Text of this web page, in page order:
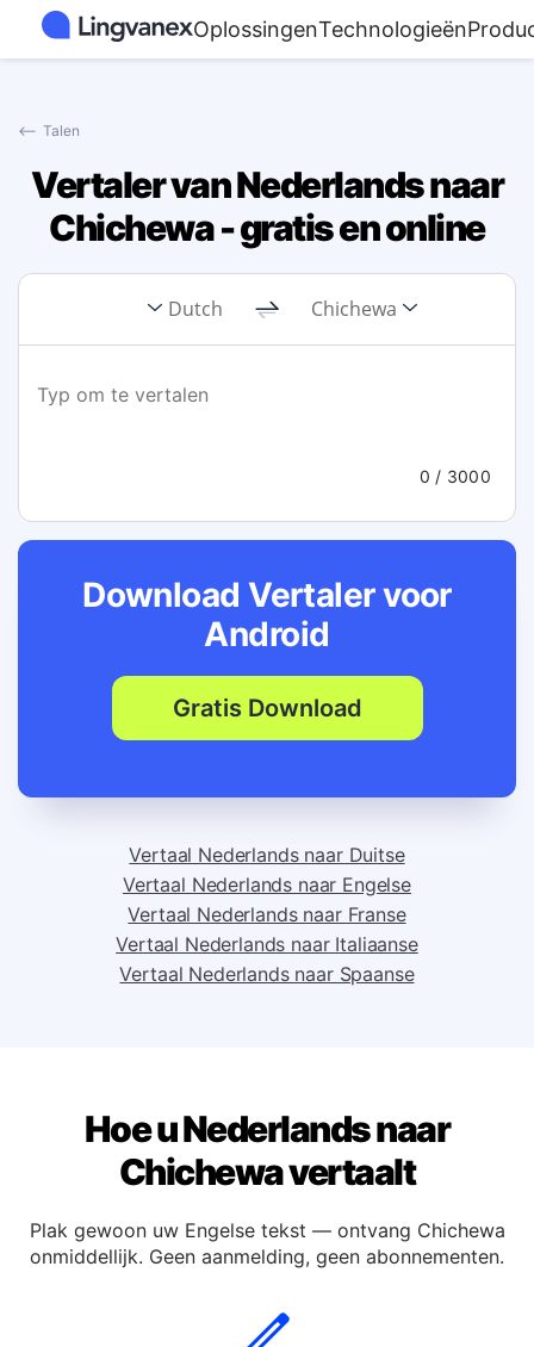
OplossingenTechnologieën
⟵ Talen
Vertaler van Nederlands naar
Chichewa - gratis en online
Dutch Chichewa
0 / 3000
Download Vertaler voor
Android
Gratis Download
Vertaal Nederlands naar Duitse
Vertaal Nederlands naar Engelse
Vertaal Nederlands naar Franse
Hoe u Nederlands naar
Chichewa vertaalt
onmiddellijk. Geen aanmelding, geen abonnementen.